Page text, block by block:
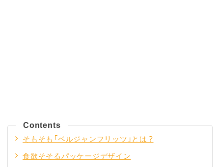
Contents
そもそも「ベルジャンフリッツ」とは？
食欲そそるパッケージデザイン